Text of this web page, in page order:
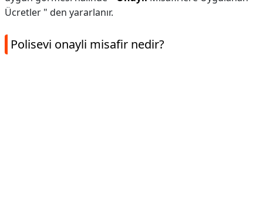
Ücretler " den yararlanır.
Polisevi onayli misafir nedir?